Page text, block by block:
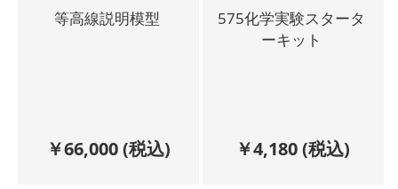
等高線説明模型
￥66,000(税込)
575化学実験スタータ
ーキット
￥4,180(税込)